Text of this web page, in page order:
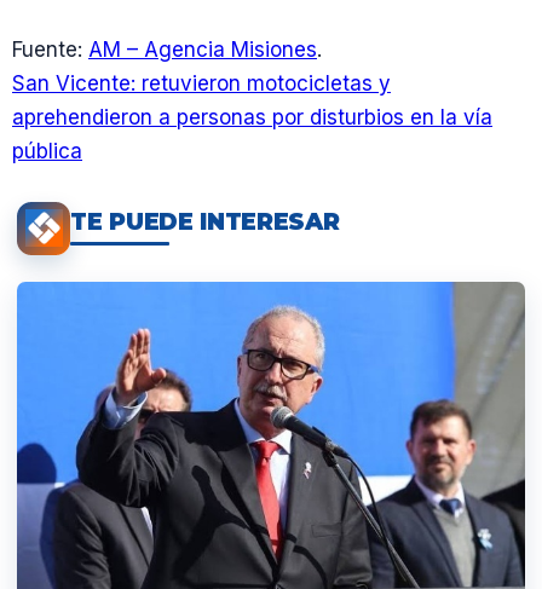
Fuente: AM – Agencia Misiones.
San Vicente: retuvieron motocicletas y
aprehendieron a personas por disturbios en la vía
pública
TE PUEDE INTERESAR